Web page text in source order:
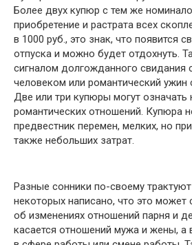
Более двух купюр с тем же
приобретение и растрата всех
в 1000 руб., это знак, что появится
отпуска и можно будет отдохнуть.
сигналом долгожданного
человеком или романтический
Две или три купюры могут означать
романтических отношений. Купюра
предвестник перемен, мелких, но
также небольших затрат.
Разные сонники по-своему
некоторых написано, что это может
об изменениях отношений парня и
касается отношений мужа и жены, а